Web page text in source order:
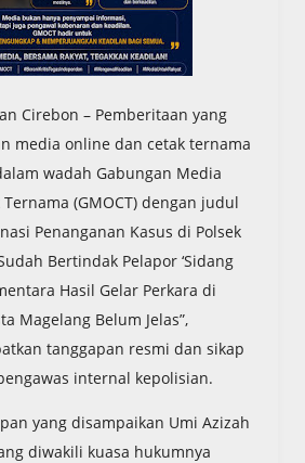
Cirebon – Pemberitaan yang
media online dan cetak ternama
wadah Gabungan Media
(GMOCT) dengan judul
Penanganan Kasus di Polsek
Bertindak Pelapor ‘Sidang
Hasil Gelar Perkara di
Magelang Belum Jelas”,
tanggapan resmi dan sikap
internal kepolisian.
yang disampaikan Umi Azizah
diwakili kuasa hukumnya